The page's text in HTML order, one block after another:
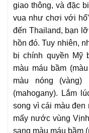
giao thông, và đặc
vua như chơi với
đến Thailand, bạn
hồn đó. Tuy nhiên,
bị chính quyền Mỹ
màu máu bầm
màu nóng
(mahogany). Lắm
song vì cái màu đen
mấy nước vùng
sang màu máu bầm